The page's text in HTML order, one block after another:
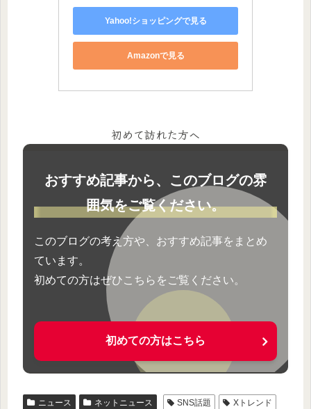
Yahoo!ショッピングで見る
Amazonで見る
初めて訪れた方へ
おすすめ記事から、このブログの雰
囲気をご覧ください。
このブログの考え方や、おすすめ記事をまとめ
ています。
初めての方はぜひこちらをご覧ください。
初めての方はこちら
ニュース ネットニュース SNS話題
Xトレンド